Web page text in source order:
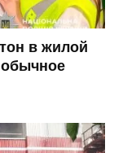
в жилой